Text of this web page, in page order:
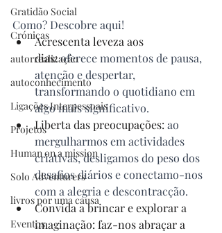
Gratidão Social
Crónicas
autorrealização
autoconhecimento
Ligações Interpessoais
Projetos
Human on a mission
Solo Adventurers
livros por uma causa
Eventos
Como? Descobre aqui!
Acrescenta leveza aos
dias: oferece momentos de pausa,
atenção e despertar,
transformando o quotidiano em
algo mais significativo.
Liberta das preocupações: ao
mergulharmos em actividades
criativas, desligamos do peso dos
desafios diários e conectamo-nos
com a alegria e descontracção.
Convida a brincar e explorar a
imaginação: faz-nos abraçar a